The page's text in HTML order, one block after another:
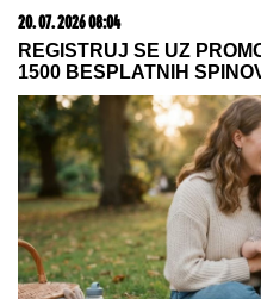
15. 07. 2026 07:44
Većina građana izgubi
letovanje - ovih 7